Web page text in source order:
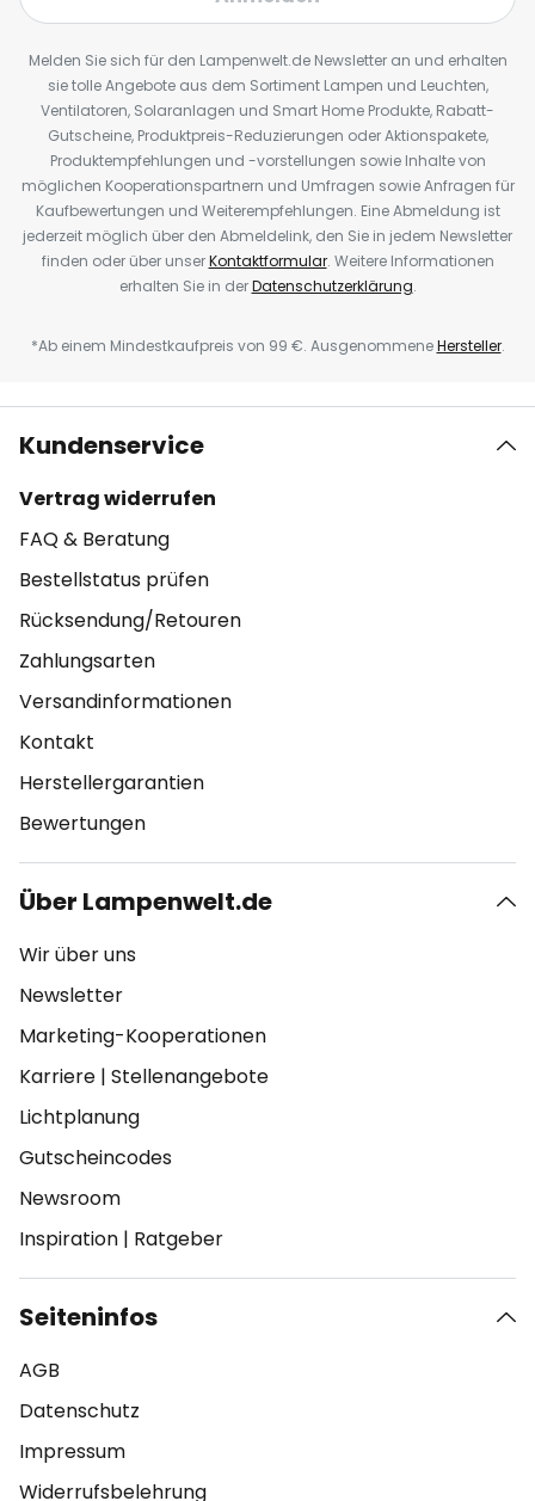
Melden Sie sich für den Lampenwelt.de Newsletter an und erhalten
sie tolle Angebote aus dem Sortiment Lampen und Leuchten,
Ventilatoren, Solaranlagen und Smart Home Produkte, Rabatt-
Gutscheine, Produktpreis-Reduzierungen oder Aktionspakete,
Produktempfehlungen und -vorstellungen sowie Inhalte von
möglichen Kooperationspartnern und Umfragen sowie Anfragen für
Kaufbewertungen und Weiterempfehlungen. Eine Abmeldung ist
jederzeit möglich über den Abmeldelink, den Sie in jedem Newsletter
finden oder über unserKontaktformular. Weitere Informationen
erhalten Sie in derDatenschutzerklärung.
*Ab einem Mindestkaufpreis von 99 €. AusgenommeneHersteller.
Kundenservice
Vertrag widerrufen
FAQ & Beratung
Bestellstatus prüfen
Rücksendung/Retouren
Zahlungsarten
Versandinformationen
Kontakt
Herstellergarantien
Bewertungen
Über Lampenwelt.de
Wir über uns
Newsletter
Marketing-Kooperationen
Karriere | Stellenangebote
Lichtplanung
Gutscheincodes
Newsroom
Inspiration | Ratgeber
Seiteninfos
AGB
Datenschutz
Impressum
Widerrufsbelehrung